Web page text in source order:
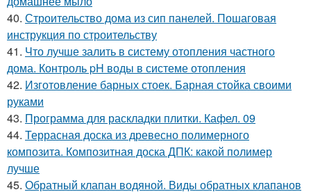
40. Строительство дома из сип панелей. Пошаговая
инструкция по строительству
41. Что лучше залить в систему отопления частного
дома. Контроль pH воды в системе отопления
42. Изготовление барных стоек. Барная стойка своими
руками
43. Программа для раскладки плитки. Кафел. 09
44. Террасная доска из древесно полимерного
композита. Композитная доска ДПК: какой полимер
лучше
45. Обратный клапан водяной. Виды обратных клапанов